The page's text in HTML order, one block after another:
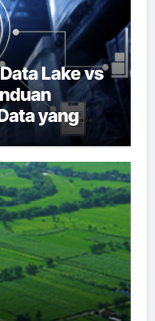
Lake vs
yang